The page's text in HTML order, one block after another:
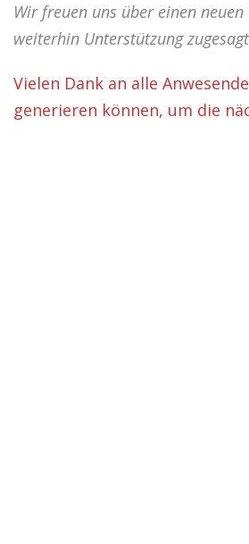
Wir freuen uns über einen
weiterhin Unterstützung
Vielen Dank an alle
generieren können, um die